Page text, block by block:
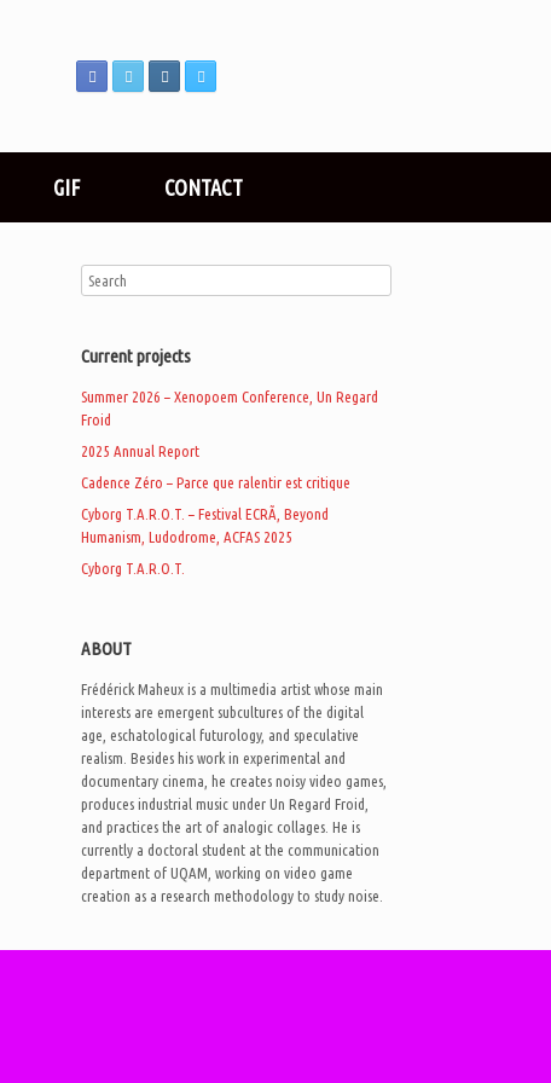
GIF CONTACT
Current projects
Summer 2026 – Xenopoem Conference, Un Regard
Froid
2025 Annual Report
Cadence Zéro – Parce que ralentir est critique
Cyborg T.A.R.O.T. – Festival ECRÃ, Beyond
Humanism, Ludodrome, ACFAS 2025
Cyborg T.A.R.O.T.
ABOUT
Frédérick Maheux is a multimedia artist whose main
interests are emergent subcultures of the digital
age, eschatological futurology, and speculative
realism. Besides his work in experimental and
documentary cinema, he creates noisy video games,
produces industrial music under Un Regard Froid,
and practices the art of analogic collages. He is
currently a doctoral student at the communication
department of UQAM, working on video game
creation as a research methodology to study noise.